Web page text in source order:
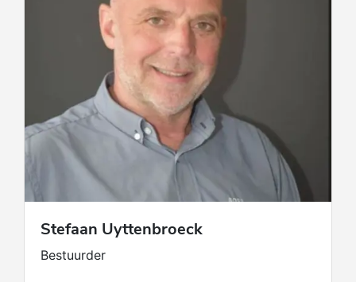
Stefaan Uyttenbroeck
Bestuurder